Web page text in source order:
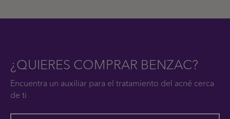
¿QUIERES COMPRAR BENZAC?
Encuentra un auxiliar para el tratamiento del acné cerca
de ti